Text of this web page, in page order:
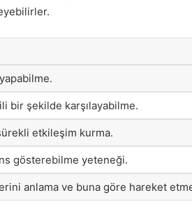
bir şekilde karşılayabilme.
etkileşim kurma.
gösterebilme yeteneği.
anlama ve buna göre hareket